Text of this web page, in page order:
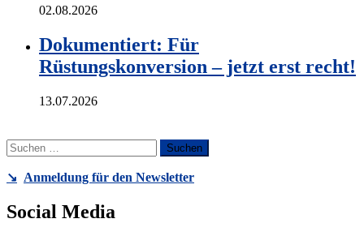
02.08.2026
Dokumentiert: Für
Rüstungskonversion – jetzt erst recht!
13.07.2026
Suchen
nach:
↘️ Anmeldung für den Newsletter
Social Media